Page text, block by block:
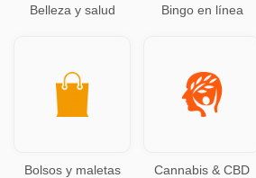
Belleza y salud Bingo en línea
Bolsos y maletas Cannabis & CBD